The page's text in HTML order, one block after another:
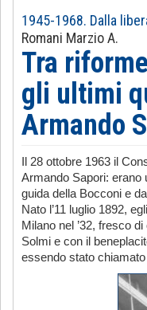
1945-1968. Dalla
Romani Marzio A.
Tra
gli ultimi
Armando
Il 28 ottobre 1963 il
Armando Sapori: erano
guida della Bocconi e
Nato l’11 luglio 1892,
Milano nel ’32, fresco
Solmi e con il
essendo stato chiamato